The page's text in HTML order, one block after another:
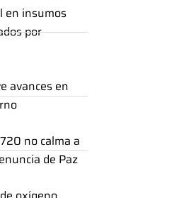
en insumos
por
avances en
no calma a
de Paz